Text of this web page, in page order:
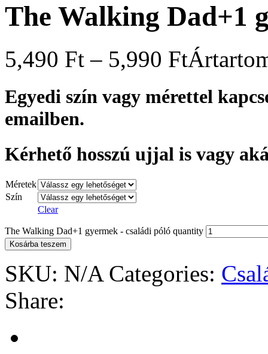
The Walking Dad+1
5,490 Ft – 5,990 Ft
Egyedi szín vagy mérettel
emailben.
Kérhető hosszú ujjal is vagy
Méretek
Szín
Clear
The Walking Dad+1 gyermek - családi póló quantity
Kosárba teszem
SKU: N/A Categories:
Share: